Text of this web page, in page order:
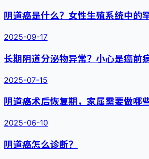
阴道癌是什么？女性生殖系统中的
2025-09-17
长期阴道分泌物异常？小心是癌前
2025-07-15
阴道癌术后恢复期，家属需要做哪
2025-06-10
阴道癌怎么诊断？